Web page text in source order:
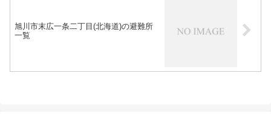
旭川市末広一条二丁目(北海道)の避難所
一覧